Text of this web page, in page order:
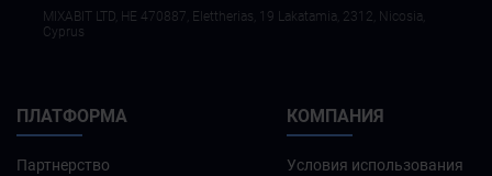
MIXABIT LTD, ΗΕ 470887, Elettherias, 19 Lakatamia, 2312, Nicosia,
Cyprus
ПЛАТФОРМА
Партнерство
КОМПАНИЯ
Условия использования